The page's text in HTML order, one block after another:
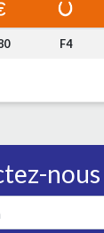
F4
nous